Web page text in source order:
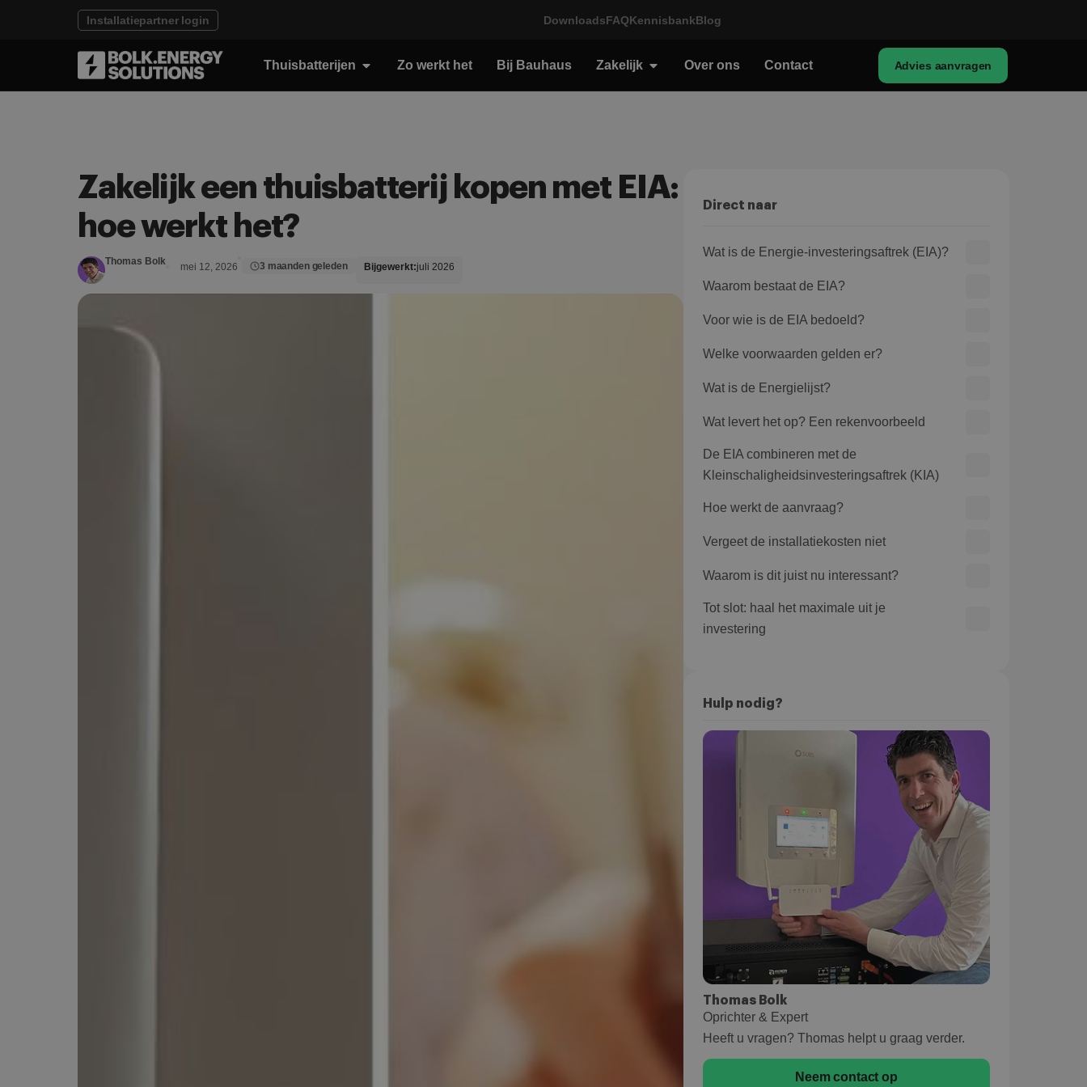
Installatiepartner login DownloadsFAQKennisbankBlog
Thuisbatterijen Zo werkt het Bij Bauhaus Zakelijk Over ons Contact Advies aanvragen
Zakelijk een thuisbatterij kopen met EIA:
hoe werkt het?
Thomas Bolk mei 12, 2026 3 maanden geleden Bijgewerkt:juli 2026
Direct naar
Wat is de Energie-investeringsaftrek (EIA)?
Waarom bestaat de EIA?
Voor wie is de EIA bedoeld?
Welke voorwaarden gelden er?
Wat is de Energielijst?
Wat levert het op? Een rekenvoorbeeld
De EIA combineren met de
Kleinschaligheidsinvesteringsaftrek (KIA)
Hoe werkt de aanvraag?
Vergeet de installatiekosten niet
Waarom is dit juist nu interessant?
Tot slot: haal het maximale uit je
investering
Hulp nodig?
Thomas Bolk
Oprichter & Expert
Heeft u vragen? Thomas helpt u graag verder.
Neem contact op